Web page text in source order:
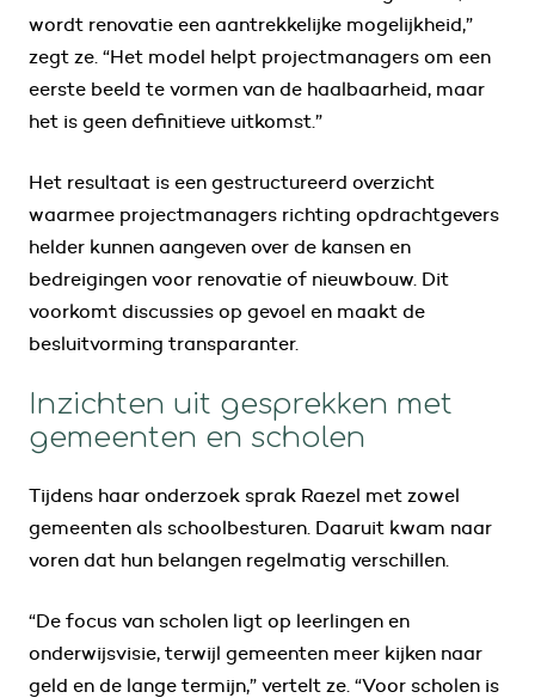
wordt renovatie een aantrekkelijke mogelijkheid,”
zegt ze. “Het model helpt projectmanagers om een
eerste beeld te vormen van de haalbaarheid, maar
het is geen definitieve uitkomst.”
Het resultaat is een gestructureerd overzicht
waarmee projectmanagers richting opdrachtgevers
helder kunnen aangeven over de kansen en
bedreigingen voor renovatie of nieuwbouw. Dit
voorkomt discussies op gevoel en maakt de
besluitvorming transparanter.
Inzichten uit gesprekken met
gemeenten en scholen
Tijdens haar onderzoek sprak Raezel met zowel
gemeenten als schoolbesturen. Daaruit kwam naar
voren dat hun belangen regelmatig verschillen.
“De focus van scholen ligt op leerlingen en
onderwijsvisie, terwijl gemeenten meer kijken naar
geld en de lange termijn,” vertelt ze. “Voor scholen is